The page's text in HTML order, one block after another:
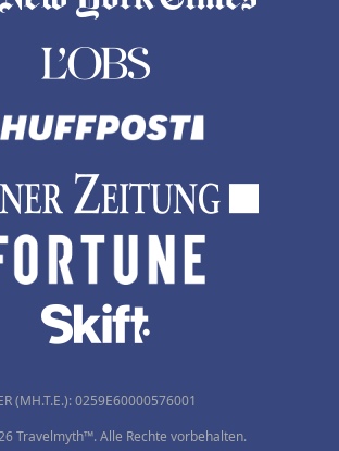
(MH.T.E.): 0259Ε60000576001
Travelmyth™. Alle Rechte vorbehalten.